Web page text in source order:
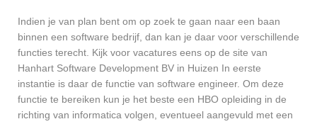
Indien je van plan bent om op zoek te gaan naar een baan
binnen een software bedrijf, dan kan je daar voor verschillende
functies terecht. Kijk voor vacatures eens op de site van
Hanhart Software Development BV in Huizen In eerste
instantie is daar de functie van software engineer. Om deze
functie te bereiken kun je het beste een HBO opleiding in de
richting van informatica volgen, eventueel aangevuld met een